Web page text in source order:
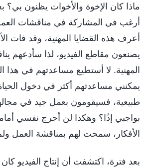
ماذا كان الإخوة والأخوات يظنون بي؟
أرغب في المشاركة في مناقشات
أعرف هذه القضايا المهنية، وقد فات
يصنعون مقاطع الفيديو، لذا سأدعهم
المهنية. لا أستطيع مساعدتهم في هذا
يمكنني مساعدتهم أكثر في دخول
طبيعية، فسيقومون بعمل جيد في
بواجبي إذًا؟ وهكذا لن أحرج نفسي
الأفكار، سمحت لهم بمناقشة العمل
بعد فترة، اكتشفت أن إنتاج الفيديو